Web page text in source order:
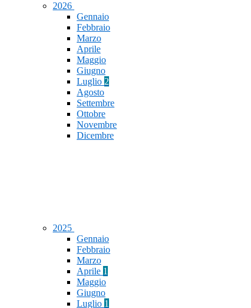
2026
Gennaio
Febbraio
Marzo
Aprile
Maggio
Giugno
Luglio 2
Agosto
Settembre
Ottobre
Novembre
Dicembre
2025
Gennaio
Febbraio
Marzo
Aprile 1
Maggio
Giugno
Luglio 1